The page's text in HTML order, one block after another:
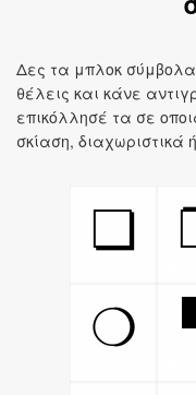
Δες τα μπλοκ
θέλεις και κάνε
επικόλλησέ τα σε
σκίαση, διαχωριστικά
❏
❍